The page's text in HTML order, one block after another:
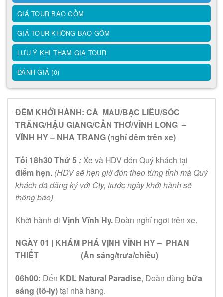
GIÁ TOUR BAO GỒM
GIÁ TOUR KHÔNG BAO GỒM
LƯU Ý KHI THAM GIA TOUR
ĐÁNH GIÁ (0)
ĐÊM KHỞI HÀNH: CÀ MAU/BẠC LIÊU/SÓC
TRĂNG/HẬU GIANG/CẦN THƠ/VĨNH LONG –
VĨNH HY – NHA TRANG(nghỉ đêm trên xe)
Tối 18h30 Thứ 5 :Xe và HDV đón Quý khách tại
điểm hẹn. (HDV sẽ hẹn giờ đón theo từng tỉnh mà Quý
khách đã đăng ký với Cty, trước ngày khởi hành sẽ
thông báo)
Khởi hành đi Vịnh Vĩnh Hy.Đoàn nghỉ ngơi trên xe.
NGÀY 01 | KHÁM PHÁ VỊNH VĨNH HY – PHAN
THIẾT
(Ăn sáng/trưa/chiều)
06h00: Đến KDL Natural Paradise, Đoàn dùng bữa
sáng (tô-ly)tại nhà hàng.